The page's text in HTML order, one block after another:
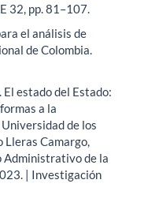
32, pp. 81–107.
el análisis de
de Colombia.
El estado del Estado:
a la
de los
Lleras Camargo,
Administrativo de la
| Investigación